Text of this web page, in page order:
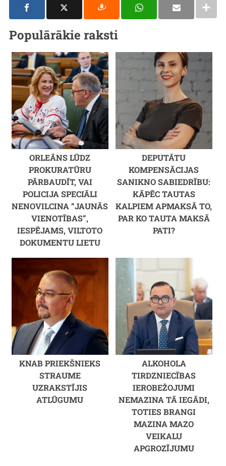
Populārākie raksti
ORLEĀNS LŪDZ
PROKURATŪRU
PĀRBAUDĪT, VAI
POLICIJA SPECIĀLI
NENOVILCINA “JAUNĀS
VIENOTĪBAS”,
IESPĒJAMS, VILTOTO
DOKUMENTU LIETU
DEPUTĀTU
KOMPENSĀCIJAS
SANIKNO SABIEDRĪBU:
KĀPĒC TAUTAS
KALPIEM APMAKSĀ TO,
PAR KO TAUTA MAKSĀ
PATI?
KNAB PRIEKŠNIEKS
STRAUME
UZRAKSTĪJIS
ATLŪGUMU
ALKOHOLA
TIRDZNIECĪBAS
IEROBEŽOJUMI
NEMAZINA TĀ IEGĀDI,
TOTIES BRANGI
MAZINA MAZO
VEIKALU
APGROZĪJUMU